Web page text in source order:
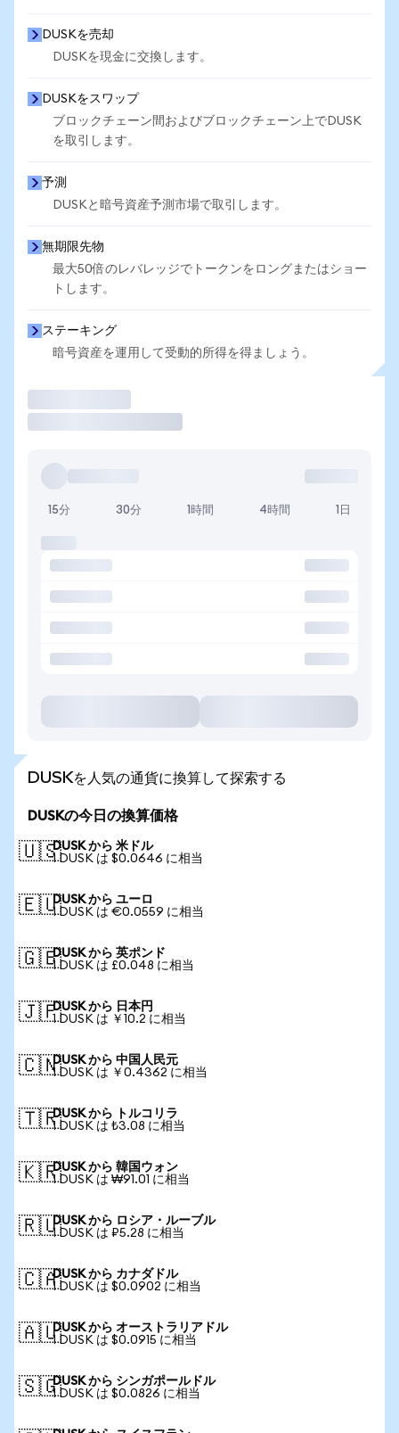
DUSKを売却
DUSKを現金に交換します。
DUSKをスワップ
ブロックチェーン間およびブロックチェーン上でDUSK
を取引します。
予測
DUSKと暗号資産予測市場で取引します。
無期限先物
最大50倍のレバレッジでトークンをロングまたはショー
トします。
ステーキング
暗号資産を運用して受動的所得を得ましょう。
15分 30分 1時間 4時間 1日
DUSKを人気の通貨に換算して探索する
DUSKの今日の換算価格
🇺🇸DUSK から 米ドル
1 DUSK は $0.0646 に相当
🇪🇺DUSK から ユーロ
1 DUSK は €0.0559 に相当
🇬🇧DUSK から 英ポンド
1 DUSK は £0.048 に相当
🇯🇵DUSK から 日本円
1 DUSK は ￥10.2 に相当
🇨🇳DUSK から 中国人民元
1 DUSK は ￥0.4362 に相当
🇹🇷DUSK から トルコリラ
1 DUSK は ₺3.08 に相当
🇰🇷DUSK から 韓国ウォン
1 DUSK は ₩91.01 に相当
🇷🇺DUSK から ロシア・ルーブル
1 DUSK は ₽5.28 に相当
🇨🇦DUSK から カナダドル
1 DUSK は $0.0902 に相当
🇦🇺DUSK から オーストラリアドル
1 DUSK は $0.0915 に相当
🇸🇬DUSK から シンガポールドル
1 DUSK は $0.0826 に相当